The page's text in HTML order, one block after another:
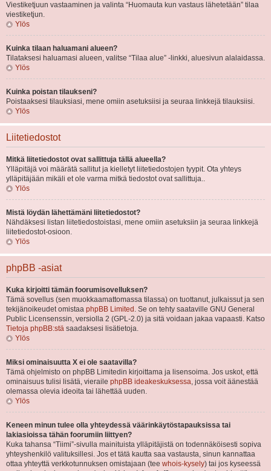
Viestiketjuun vastaaminen ja valinta “Huomauta kun vastaus lähetetään” tilaa
viestiketjun.
Ylös
Kuinka tilaan haluamani alueen?
Tilataksesi haluamasi alueen, valitse “Tilaa alue” -linkki, aluesivun alalaidassa.
Ylös
Kuinka poistan tilaukseni?
Poistaaksesi tilauksiasi, mene omiin asetuksiisi ja seuraa linkkejä tilauksiisi.
Ylös
Liitetiedostot
Mitkä liitetiedostot ovat sallittuja tällä alueella?
Ylläpitäjä voi määrätä sallitut ja kielletyt liitetiedostojen tyypit. Ota yhteys
ylläpitäjään mikäli et ole varma mitkä tiedostot ovat sallittuja..
Ylös
Mistä löydän lähettämäni liitetiedostot?
Nähdäksesi listan liitetiedostoistasi, mene omiin asetuksiin ja seuraa linkkejä
liitetiedostot-osioon.
Ylös
phpBB -asiat
Kuka kirjoitti tämän foorumisovelluksen?
Tämä sovellus (sen muokkaamattomassa tilassa) on tuottanut, julkaissut ja sen
tekijänoikeudet omistaa phpBB Limited . Se on tehty saataville GNU General
Public Licensenssin, versiolla 2 (GPL-2.0) ja sitä voidaan jakaa vapaasti. Katso
Tietoja phpBB:stä saadaksesi lisätietoja.
Ylös
Miksi ominaisuutta X ei ole saatavilla?
Tämä ohjelmisto on phpBB Limitedin kirjoittama ja lisensoima. Jos uskot, että
ominaisuus tulisi lisätä, vieraile phpBB ideakeskuksessa, jossa voit äänestää
olemassa olevia ideoita tai lähettää uuden.
Ylös
Keneen minun tulee olla yhteydessä väärinkäytöstapauksissa tai
lakiasioissa tähän foorumiin liittyen?
Kuka tahansa “Tiimi”-sivulla mainituista ylläpitäjistä on todennäköisesti sopiva
yhteyshenkilö valituksillesi. Jos et tätä kautta saa vastausta, sinun kannattaa
ottaa yhteyttä verkkotunnuksen omistajaan (tee whois-kysely) tai jos kyseessä